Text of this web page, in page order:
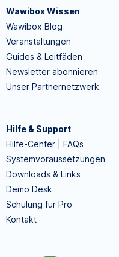
Wawibox Wissen
Wawibox Blog
Veranstaltungen
Guides & Leitfäden
Newsletter abonnieren
Unser Partnernetzwerk
Hilfe & Support
Hilfe-Center | FAQs
Systemvoraussetzungen
Downloads & Links
Demo Desk
Schulung für Pro
Kontakt